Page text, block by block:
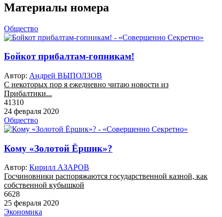
Материалы номера
Общество
Бойкот прибалтам-гопникам!
Автор: Андрей ВЫПОЛЗОВ
С некоторых пор я ежедневно читаю новости из
Прибалтики...
41310
24 февраля 2020
Общество
Кому «Золотой Ёршик»?
Автор: Кирилл АЗАРОВ
Госчиновники распоряжаются государственной казной, как
собственной кубышкой
6628
25 февраля 2020
Экономика